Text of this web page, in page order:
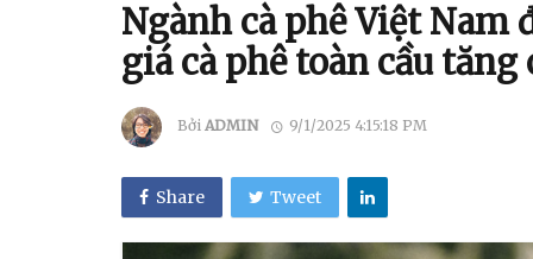
XUẤT KHẨU TÔM
Ngành cà phê Việt Nam
giá cà phê toàn cầu tăng
Bởi ADMIN 9/1/2025 4:15:18 PM
Share Tweet